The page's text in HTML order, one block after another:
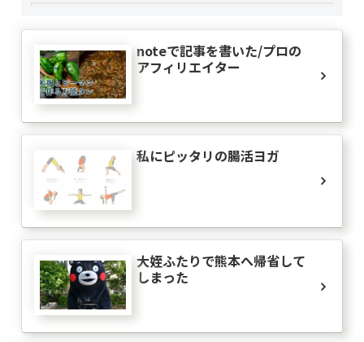
noteで記事を書いた/プロの
アフィリエイター
私にピッタリの腸活ヨガ
大姪ふたりで熊本へ帰省して
しまった